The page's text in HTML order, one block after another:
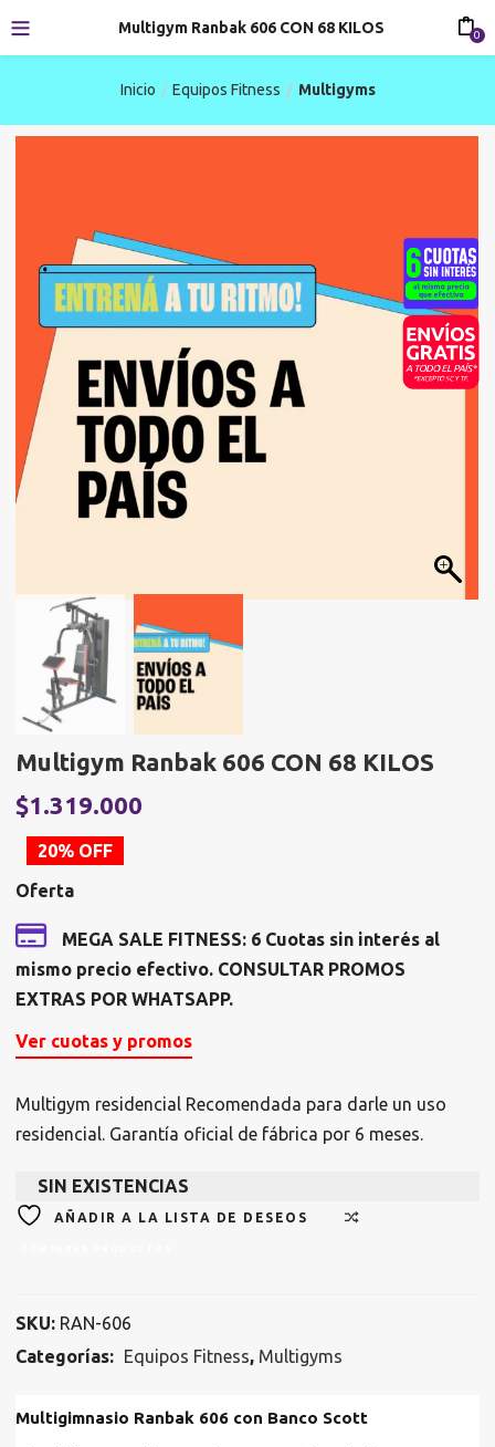
Multigym Ranbak 606 CON 68 KILOS 0
Inicio Equipos Fitness Multigyms
Multigym Ranbak 606 CON 68 KILOS
El
precio
original
era:
$1.648.750.
$1.319.000
20% OFF
Oferta
MEGA SALE FITNESS: 6 Cuotas sin interés al
mismo precio efectivo. CONSULTAR PROMOS
EXTRAS POR WHATSAPP.
Ver cuotas y promos
Multigym residencial Recomendada para darle un uso
residencial. Garantía oficial de fábrica por 6 meses.
SIN EXISTENCIAS
AÑADIR A LA LISTA DE DESEOS
SKU: RAN-606
Categorías: Equipos Fitness, Multigyms
Multigimnasio Ranbak 606 con Banco Scott